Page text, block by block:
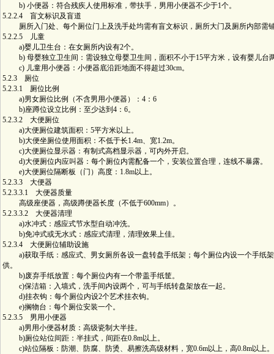
b) 小便器：符合残疾人使用标准，带扶手，男用小便器不少于1个。
5.2.2.4 盲文标识及盲道
厕所入门处、每个厕位门上及洗手处均需有盲文标识，厕所大门及厕所内部需
5.2.2.5 儿童
a)婴儿卫生台：在女厕所内设有2个。
b) 母婴独立卫生间：需设独立母婴卫生间，面积不小于15平方米，设有婴儿台
c) 儿童用小便器：小便器底沿距地面不得超过30cm。
5.2.3 厕位
5.2.3.1 厕位比例
a)男女厕位比例（不含男用小便器）：4：6
b)座蹲位设立比例：至少达到4：6。
5.2.3.2 大便厕位
a)大便厕位建筑面积：5平方米以上。
b)大便坐厕位使用面积：不低于长1.4m、宽1.2m。
c)大便厕位显示器：有制式高档显示器，可内外开启。
d)大便厕位内应叫器：每个厕位内需配备一个，安装位置合理，连线不暴露。
e)大便厕位隔断板（门）高度：1.8m以上。
5.2.3.3 大便器
5.2.3.3.1 大便器质量
高级座便器，高级蹲便器长度（不低于600mm）。
5.2.3.3.2 大便器清理
a)水冲式：感应式节水型自动冲洗。
b)免冲式或无水式：感应式清理，清理效果上佳。
5.2.3.4 大便厕位辅助设施
a)获取手纸：感应式、男女厕所各设一盘转盘手纸架；每个厕位内设一个手纸
供。
b)废弃手纸放置：每个厕位内有一个带盖手纸筐。
c)保洁箱：入墙式，洗手间内设两个，可与手纸转盘架放在一起。
d)挂衣钩：每个厕位内设2个艺术挂衣钩。
e)搁物台：每个厕位安装一个。
5.2.3.5 男用小便器
a)男用小便器材质：高级瓷制大半挂。
b)厕位站位间距：半挂式，间距在0.8m以上。
c)站位隔板：防潮、防腐、防烫、易擦洗高级材料，宽0.6m以上，高0.8m以上。